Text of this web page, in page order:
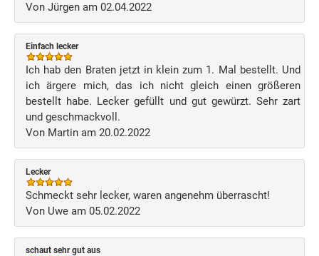
Von Jürgen am 02.04.2022
Einfach lecker
Ich hab den Braten jetzt in klein zum 1. Mal bestellt. Und
ich ärgere mich, das ich nicht gleich einen größeren
bestellt habe. Lecker gefüllt und gut gewürzt. Sehr zart
und geschmackvoll.
Von Martin am 20.02.2022
Lecker
Schmeckt sehr lecker, waren angenehm überrascht!
Von Uwe am 05.02.2022
schaut sehr gut aus